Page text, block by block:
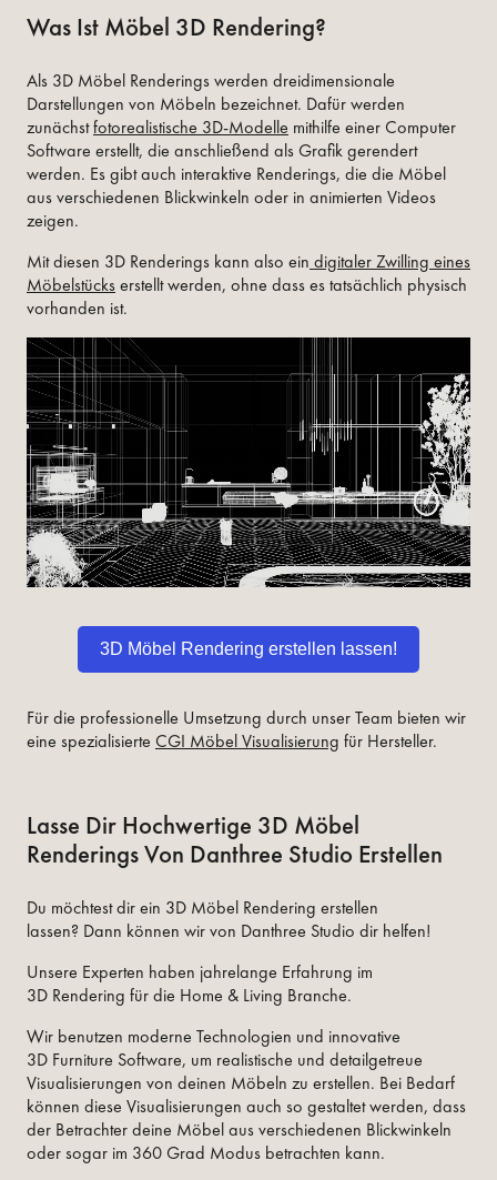
Was Ist Möbel 3D Rendering?
Als 3D Möbel Renderings werden dreidimensionale
Darstellungen von Möbeln bezeichnet. Dafür werden
zunächstfotorealistische 3D-Modelle mithilfe einer Computer
Software erstellt, die anschließend als Grafik gerendert
werden. Es gibt auch interaktive Renderings, die die Möbel
aus verschiedenen Blickwinkeln oder in animierten Videos
zeigen.
Mit diesen 3D Renderings kann also ein digitaler Zwilling eines
Möbelstückserstellt werden, ohne dass es tatsächlich physisch
vorhanden ist.
3D Möbel Rendering erstellen lassen!
Für die professionelle Umsetzung durch unser Team bieten wir
eine spezialisierte CGI Möbel Visualisierung für Hersteller.
Lasse Dir Hochwertige 3D Möbel
Renderings Von Danthree Studio Erstellen
Du möchtest dir ein 3D Möbel Rendering erstellen
lassen? Dann können wir von Danthree Studio dir helfen!
Unsere Experten haben jahrelange Erfahrung im
3D Rendering für die Home & Living Branche.
Wir benutzen moderne Technologien und innovative
3D Furniture Software, um realistische und detailgetreue
Visualisierungen von deinen Möbeln zu erstellen. Bei Bedarf
können diese Visualisierungen auch so gestaltet werden, dass
der Betrachter deine Möbel aus verschiedenen Blickwinkeln
oder sogar im 360 Grad Modus betrachten kann.